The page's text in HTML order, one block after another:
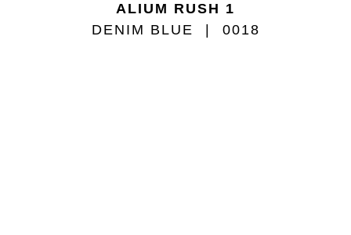
ALIUM RUSH 1
DENIM BLUE
0018